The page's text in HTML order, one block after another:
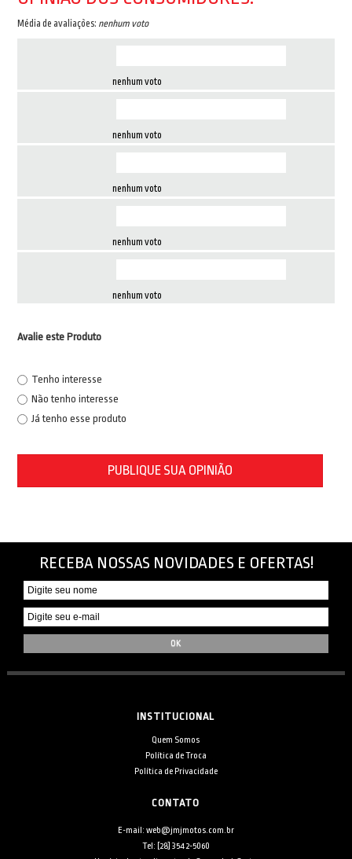
Média de avaliações: nenhum voto
nenhum voto
nenhum voto
nenhum voto
nenhum voto
nenhum voto
Avalie este Produto
Tenho interesse
Não tenho interesse
Já tenho esse produto
PUBLIQUE SUA OPINIÃO
RECEBA NOSSAS NOVIDADES E OFERTAS!
INSTITUCIONAL
Quem Somos
Política de Troca
Política de Privacidade
CONTATO
E-mail: web@jmjmotos.com.br
Tel: [28] 3542-5060